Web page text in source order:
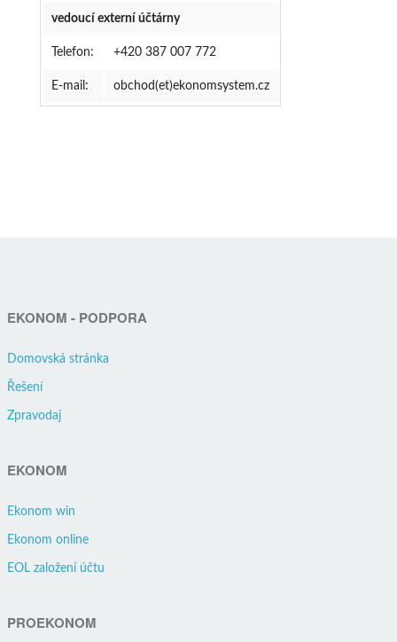
vedoucí externí účtárny
Telefon: +420 387 007 772
E-mail: obchod(et)ekonomsystem.cz
EKONOM - PODPORA
Domovská stránka
Řešení
Zpravodaj
EKONOM
Ekonom win
Ekonom online
EOL založení účtu
PROEKONOM